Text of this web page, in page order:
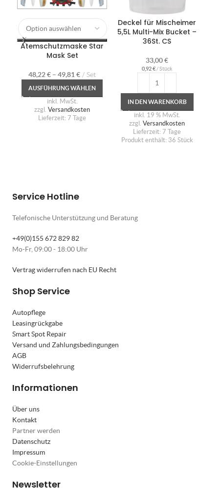
Atemschutzmaske Star
Mask Set
48,22€ – 49,81 € Set
AUSFÜHRUNG WÄHLEN
inkl. MwSt.
zzgl. Versandkosten
Lieferzeit: 7 Tage
Deckel für Mischeimer
5,5L Multi-Mix Bucket –
36St. CS
33,00€
0,92€/Stück
IN DEN WARENKORB
inkl. 19 % MwSt.
zzgl. Versandkosten
Lieferzeit: 7 Tage
Produkt enthält: 36 Stück
Service Hotline
Telefonische Unterstützung und Beratung
+49(0)155 672 829 82
Mo-Fr, 09:00 - 18:00 Uhr
Vertrag widerrufen nach EU Recht
Shop Service
Autopflege
Leasingrückgabe
Smart Spot Repair
Versand und Zahlungsbedingungen
AGB
Widerrufsbelehrung
Informationen
Über uns
Kontakt
Partner werden
Datenschutz
Impressum
Cookie-Einstellungen
Newsletter